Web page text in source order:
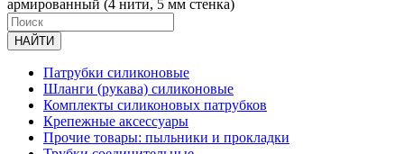
армированный (4 нити, 5 мм стенка)
НАЙТИ
Патрубки силиконовые
Шланги (рукава) силиконовые
Комплекты силиконовых патрубков
Крепежные аксессуары
Прочие товары: пыльники и прокладки